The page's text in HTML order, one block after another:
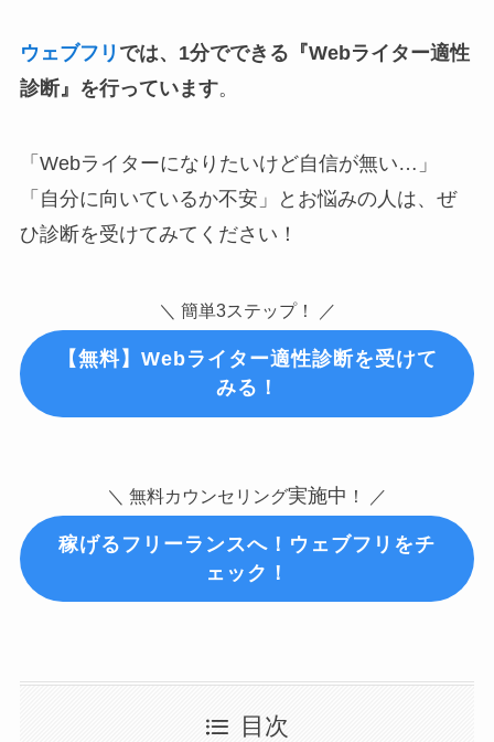
ウェブフリ では、1分でできる『Webライター適性
診断』を行っています。
「Webライターになりたいけど自信が無い…」
「自分に向いているか不安」とお悩みの人は、ぜ
ひ診断を受けてみてください！
＼ 簡単3ステップ！ ／
【無料】Webライター適性診断を受けて
みる！
＼ 無料カウンセリング実施中 ！ ／
稼げるフリーランスへ！ウェブフリをチ
ェック！
目次